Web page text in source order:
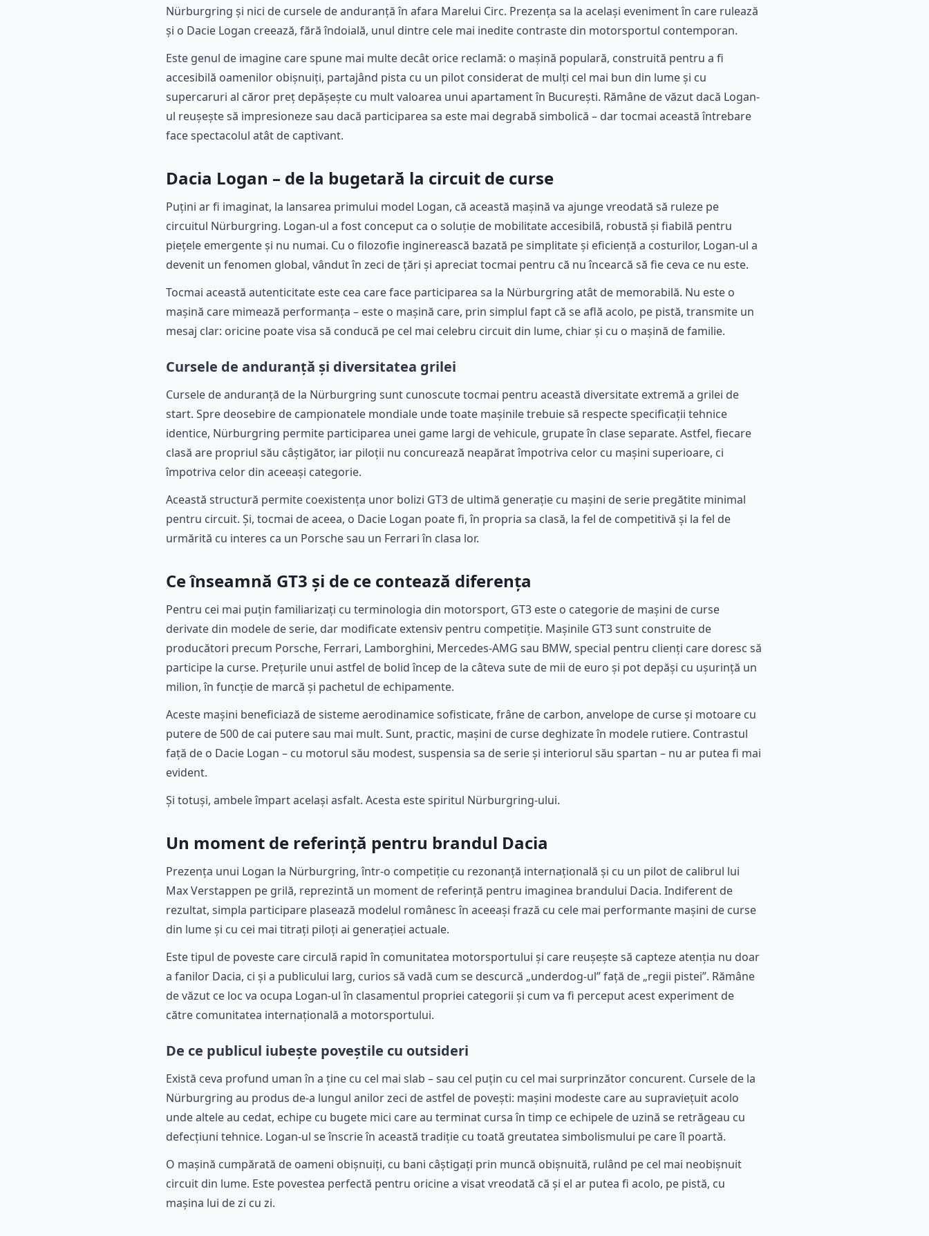
Nürburgring și nici de cursele de anduranță în afara Marelui Circ. Prezența sa la același eveniment în care rulează
și o Dacie Logan creează, fără îndoială, unul dintre cele mai inedite contraste din motorsportul contemporan.
Este genul de imagine care spune mai multe decât orice reclamă: o mașină populară, construită pentru a fi
accesibilă oamenilor obișnuiți, partajând pista cu un pilot considerat de mulți cel mai bun din lume și cu
supercaruri al căror preț depășește cu mult valoarea unui apartament în București. Rămâne de văzut dacă Logan-
ul reușește să impresioneze sau dacă participarea sa este mai degrabă simbolică – dar tocmai această întrebare
face spectacolul atât de captivant.
Dacia Logan – de la bugetară la circuit de curse
Puțini ar fi imaginat, la lansarea primului model Logan, că această mașină va ajunge vreodată să ruleze pe
circuitul Nürburgring. Logan-ul a fost conceput ca o soluție de mobilitate accesibilă, robustă și fiabilă pentru
piețele emergente și nu numai. Cu o filozofie inginerească bazată pe simplitate și eficiență a costurilor, Logan-ul a
devenit un fenomen global, vândut în zeci de țări și apreciat tocmai pentru că nu încearcă să fie ceva ce nu este.
Tocmai această autenticitate este cea care face participarea sa la Nürburgring atât de memorabilă. Nu este o
mașină care mimează performanța – este o mașină care, prin simplul fapt că se află acolo, pe pistă, transmite un
mesaj clar: oricine poate visa să conducă pe cel mai celebru circuit din lume, chiar și cu o mașină de familie.
Cursele de anduranță și diversitatea grilei
Cursele de anduranță de la Nürburgring sunt cunoscute tocmai pentru această diversitate extremă a grilei de
start. Spre deosebire de campionatele mondiale unde toate mașinile trebuie să respecte specificații tehnice
identice, Nürburgring permite participarea unei game largi de vehicule, grupate în clase separate. Astfel, fiecare
clasă are propriul său câștigător, iar piloții nu concurează neapărat împotriva celor cu mașini superioare, ci
împotriva celor din aceeași categorie.
Această structură permite coexistența unor bolizi GT3 de ultimă generație cu mașini de serie pregătite minimal
pentru circuit. Și, tocmai de aceea, o Dacie Logan poate fi, în propria sa clasă, la fel de competitivă și la fel de
urmărită cu interes ca un Porsche sau un Ferrari în clasa lor.
Ce înseamnă GT3 și de ce contează diferența
Pentru cei mai puțin familiarizați cu terminologia din motorsport, GT3 este o categorie de mașini de curse
derivate din modele de serie, dar modificate extensiv pentru competiție. Mașinile GT3 sunt construite de
producători precum Porsche, Ferrari, Lamborghini, Mercedes-AMG sau BMW, special pentru clienți care doresc să
participe la curse. Prețurile unui astfel de bolid încep de la câteva sute de mii de euro și pot depăși cu ușurință un
milion, în funcție de marcă și pachetul de echipamente.
Aceste mașini beneficiază de sisteme aerodinamice sofisticate, frâne de carbon, anvelope de curse și motoare cu
putere de 500 de cai putere sau mai mult. Sunt, practic, mașini de curse deghizate în modele rutiere. Contrastul
față de o Dacie Logan – cu motorul său modest, suspensia sa de serie și interiorul său spartan – nu ar putea fi mai
evident.
Și totuși, ambele împart același asfalt. Acesta este spiritul Nürburgring-ului.
Un moment de referință pentru brandul Dacia
Prezența unui Logan la Nürburgring, într-o competiție cu rezonanță internațională și cu un pilot de calibrul lui
Max Verstappen pe grilă, reprezintă un moment de referință pentru imaginea brandului Dacia. Indiferent de
rezultat, simpla participare plasează modelul românesc în aceeași frază cu cele mai performante mașini de curse
din lume și cu cei mai titrați piloți ai generației actuale.
Este tipul de poveste care circulă rapid în comunitatea motorsportului și care reușește să capteze atenția nu doar
a fanilor Dacia, ci și a publicului larg, curios să vadă cum se descurcă „underdog-ul” față de „regii pistei”. Rămâne
de văzut ce loc va ocupa Logan-ul în clasamentul propriei categorii și cum va fi perceput acest experiment de
către comunitatea internațională a motorsportului.
De ce publicul iubește poveștile cu outsideri
Există ceva profund uman în a ține cu cel mai slab – sau cel puțin cu cel mai surprinzător concurent. Cursele de la
Nürburgring au produs de-a lungul anilor zeci de astfel de povești: mașini modeste care au supraviețuit acolo
unde altele au cedat, echipe cu bugete mici care au terminat cursa în timp ce echipele de uzină se retrăgeau cu
defecțiuni tehnice. Logan-ul se înscrie în această tradiție cu toată greutatea simbolismului pe care îl poartă.
O mașină cumpărată de oameni obișnuiți, cu bani câștigați prin muncă obișnuită, rulând pe cel mai neobișnuit
circuit din lume. Este povestea perfectă pentru oricine a visat vreodată că și el ar putea fi acolo, pe pistă, cu
mașina lui de zi cu zi.